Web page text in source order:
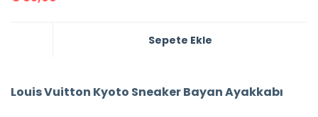
Sepete Ekle
Louis Vuitton Kyoto Sneaker Bayan Ayakkabı